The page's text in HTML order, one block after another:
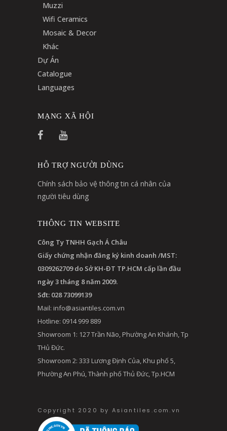
Muzzi
Wifi Ceramics
Mosaic & Decor
Khác
Dự Án
Catalogue
Languages
MẠNG XÃ HỘI
HỖ TRỢ NGƯỜI DÙNG
Chính sách bảo vệ thông tin cá nhân của
người tiêu dùng
THÔNG TIN WEBSITE
Công Ty TNHH Gạch Á Châu
Giấy chứng nhận đăng ký kinh doanh /MST:
0309262709 do Sở KH-ĐT TP.HCM cấp lần đầu
ngày 3 tháng 8 năm 2009.
Sđt: 028 73099139
Mail: info@asiantiles.com.vn
Hotline: 0914 999 889
Showroom 1: 127 Trần Não, Phường An Khánh, Tp
THủ Đức.
Showroom 2: 333 Lương Định Của, Khu phố 5,
Phường An Phú, Thành phố Thủ Đức, Tp.HCM
Copyright 2020 by Asiantiles.com.vn